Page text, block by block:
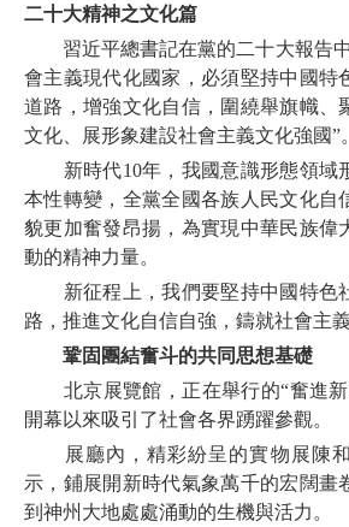
二十大精神之文化篇
習近平總書記在黨的二十大報告中
會主義現代化國家，必須堅持中國特
道路，增強文化自信，圍繞舉旗幟、
文化、展形象建設社會主義文化強國”。
新時代10年，我國意識形態領域
本性轉變，全黨全國各族人民文化自
貌更加奮發昂揚，為實現中華民族偉
動的精神力量。
新征程上，我們要堅持中國特色
路，推進文化自信自強，鑄就社會主
鞏固團結奮斗的共同思想基礎
北京展覽館，正在舉行的“奮進新
開幕以來吸引了社會各界踴躍參觀。
展廳內，精彩紛呈的實物展陳和
示，鋪展開新時代氣象萬千的宏闊畫
到神州大地處處涌動的生機與活力。